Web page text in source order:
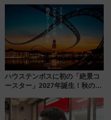
ん)」企画がスタート
ハウステンボスに初の「絶景コ
ースター」2027年誕生！秋の
ろも一挙紹介